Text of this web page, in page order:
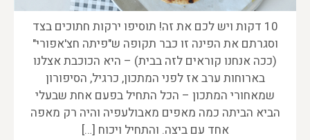
10 דקות ויש לכם את זה! תוסיפו ירקות חתוכים בצד
וסגרתם את הפינה זו כבר תקופה ש"פיתה חצ'אפורי"
(ככה אנחנו קוראים לזה בבית) – היא הכוכבת אצלנו
בארוחות ערב אז לפני המתכון, כרגיל, הסיפורון
שמאחורי המתכון – הכל התחיל בפעם אחת שבעלי
הביא הביתה כמה מאפים מאבולעפיה והיה רק מאפה
אחד עם ביצה. והתחיל ויכוח […]